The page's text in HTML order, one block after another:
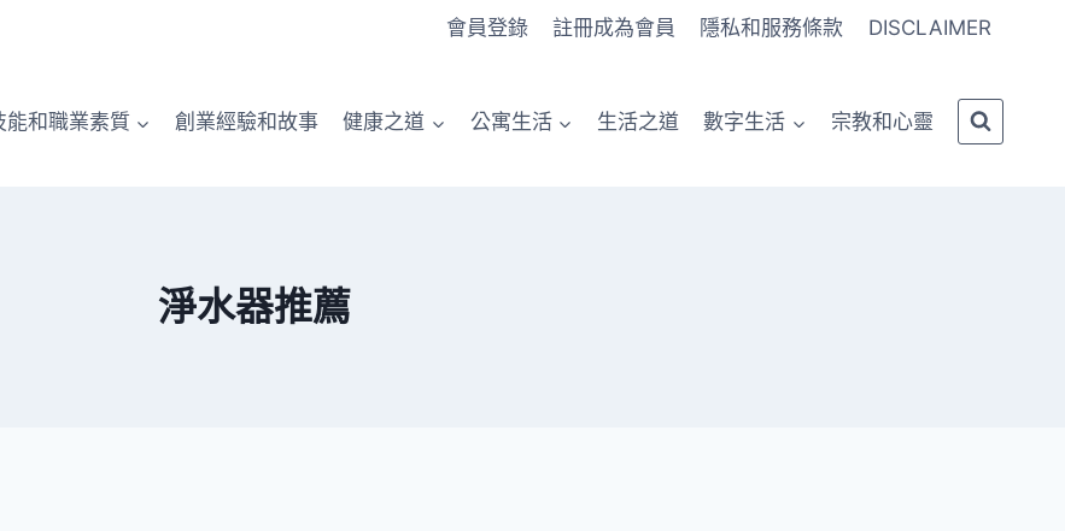
會員登錄 註冊成為會員 隱私和服務條款 DISCLAIMER
能和職業素質 創業經驗和故事 健康之道 公寓生活 生活之道 數字生活 宗教和心靈
淨水器推薦